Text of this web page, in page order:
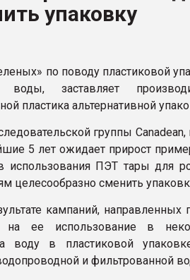
упаковку
по поводу пластиковой
заставляет
пластика альтернативной
группы
5 лет ожидает прирост
использования ПЭТ тары для
целесообразно сменить
кампаний, направленных
на ее использование в
воду в пластиковой
и фильтрованной